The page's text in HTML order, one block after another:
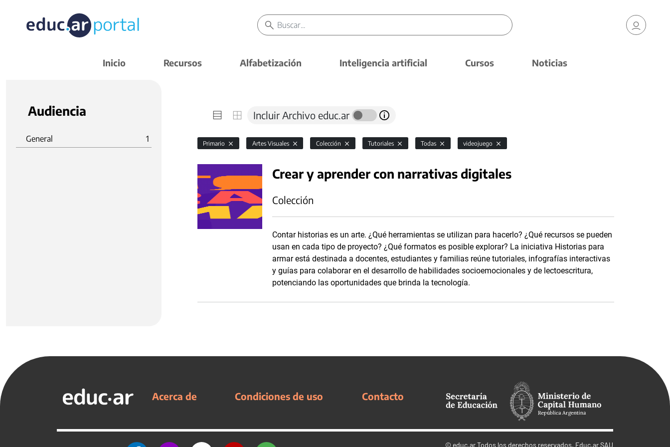
Inicio Recursos Alfabetización Inteligencia artificial Cursos Noticias
Audiencia
General 1
Incluir Archivo educ.ar
Primario Artes Visuales Colección Tutoriales Todas videojuego
Crear y aprender con narrativas digitales
Colección
Contar historias es un arte. ¿Qué herramientas se utilizan para hacerlo? ¿Qué recursos se pueden
usan en cada tipo de proyecto? ¿Qué formatos es posible explorar? La iniciativa Historias para
armar está destinada a docentes, estudiantes y familias reúne tutoriales, infografías interactivas
y guías para colaborar en el desarrollo de habilidades socioemocionales y de lectoescritura,
potenciando las oportunidades que brinda la tecnología.
Acerca de Condiciones de uso Contacto
© educ.arTodos los derechos reservados. Educ.ar SAU